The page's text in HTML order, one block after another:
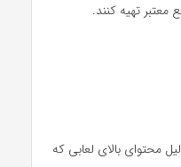
معتبر تهیه کنند.
محتوای بالای لعابی که